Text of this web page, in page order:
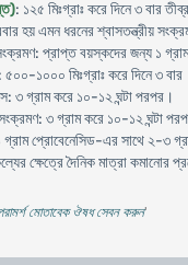
: ১২৫ মিঃগ্রাঃ করে দিনে ৩ বার
হয় এমন ধরনের শ্বাসতন্ত্রীয়
প্রাপ্ত বয়স্কদের জন্য ১ গ্রাম
৫০০-১০০০ মিঃগ্রাঃ করে দিনে ৩ বার
৩ গ্রাম করে ১০-১২ ঘন্টা পরপর।
৩ গ্রাম করে ১০-১২ ঘন্টা
গ্রাম প্রোবেনেসিড-এর সাথে ২-৩
ক্ষেত্রে দৈনিক মাত্রা কমানোর
পরামর্শ মোতাবেক ঔষধ সেবন করুন'